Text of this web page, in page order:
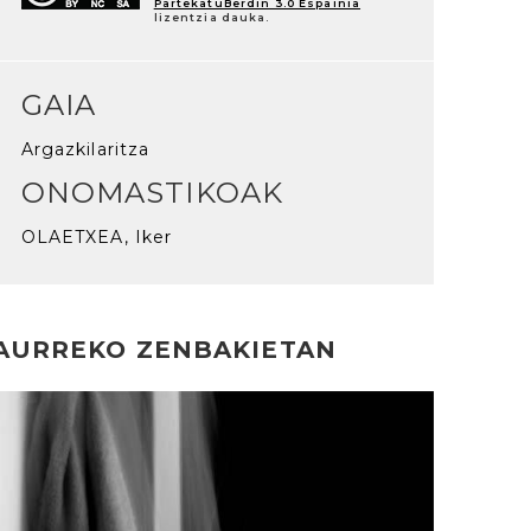
PartekatuBerdin 3.0 Espainia
lizentzia dauka.
GAIA
Argazkilaritza
ONOMASTIKOAK
OLAETXEA, Iker
ZENBAKIETAN